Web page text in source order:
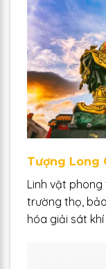
Tượng Long
Linh vật
trường thọ,
hóa giải sát